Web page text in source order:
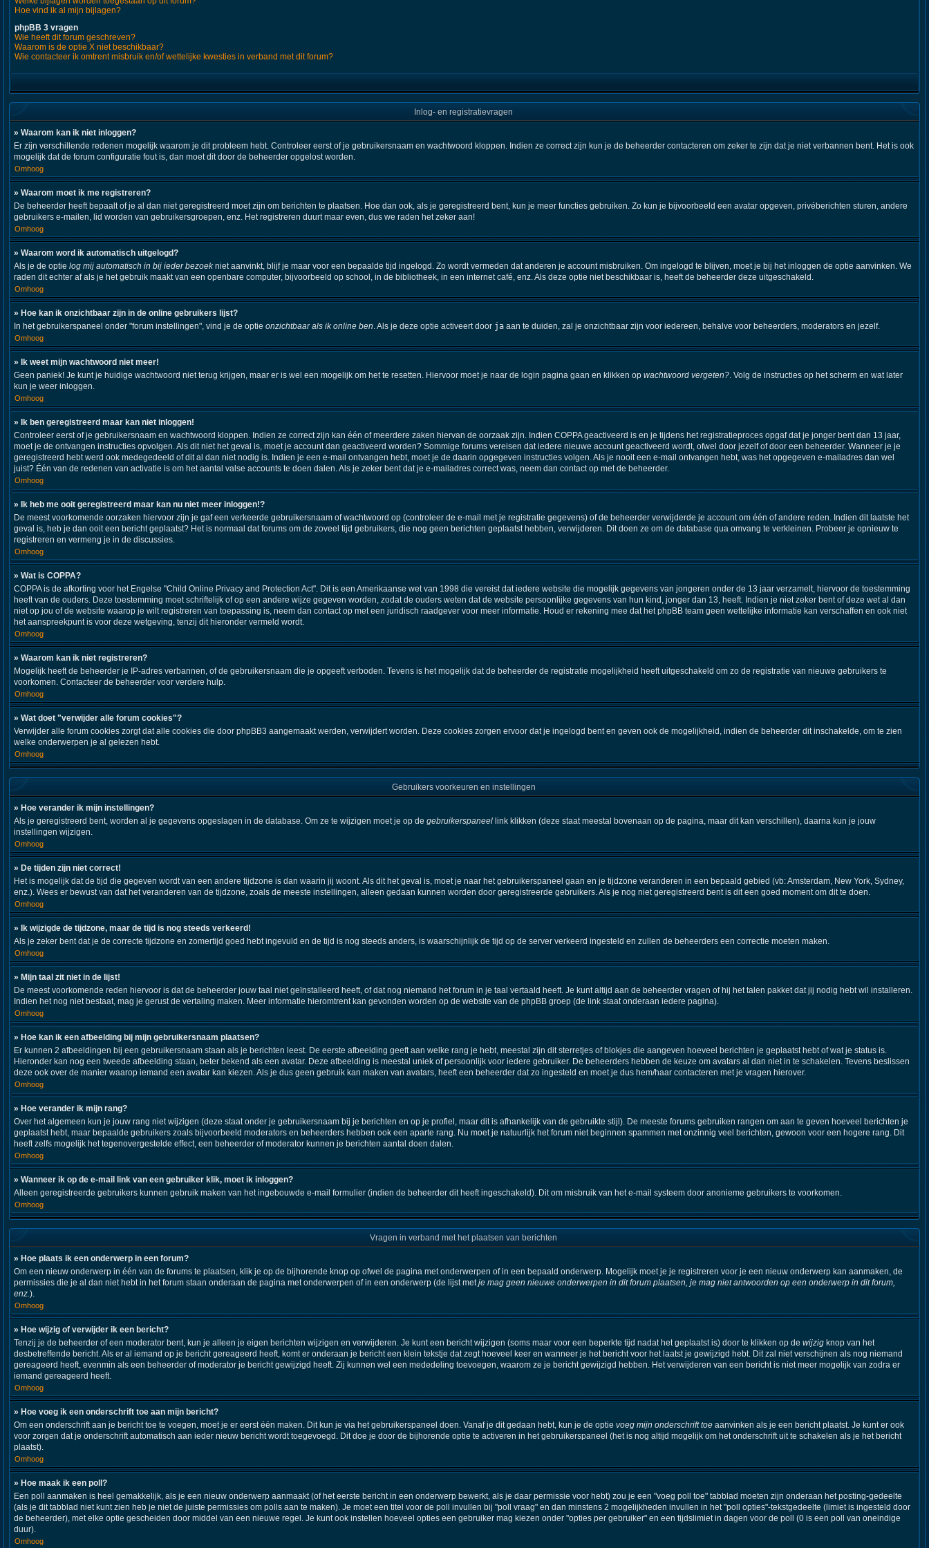
Hoe vind ik al mijn bijlagen?
phpBB 3 vragen
Wie heeft dit forum geschreven?
Waarom is de optie X niet beschikbaar?
Wie contacteer ik omtrent misbruik en/of wettelijke kwesties in verband met dit forum?
Inlog- en registratievragen
» Waarom kan ik niet inloggen?
Er zijn verschillende redenen mogelijk waarom je dit probleem hebt. Controleer eerst of je gebruikersnaam en wachtwoord kloppen. Indien ze correct zijn kun je de beheerder contacteren om zeker te zijn dat je niet verbannen bent. Het is ook
mogelijk dat de forum configuratie fout is, dan moet dit door de beheerder opgelost worden.
Omhoog
» Waarom moet ik me registreren?
De beheerder heeft bepaalt of je al dan niet geregistreerd moet zijn om berichten te plaatsen. Hoe dan ook, als je geregistreerd bent, kun je meer functies gebruiken. Zo kun je bijvoorbeeld een avatar opgeven, privéberichten sturen, andere
gebruikers e-mailen, lid worden van gebruikersgroepen, enz. Het registreren duurt maar even, dus we raden het zeker aan!
Omhoog
» Waarom word ik automatisch uitgelogd?
Als je de optie log mij automatisch in bij ieder bezoekniet aanvinkt, blijf je maar voor een bepaalde tijd ingelogd. Zo wordt vermeden dat anderen je account misbruiken. Om ingelogd te blijven, moet je bij het inloggen de optie aanvinken. We
raden dit echter af als je het gebruik maakt van een openbare computer, bijvoorbeeld op school, in de bibliotheek, in een internet café, enz. Als deze optie niet beschikbaar is, heeft de beheerder deze uitgeschakeld.
Omhoog
» Hoe kan ik onzichtbaar zijn in de online gebruikers lijst?
In het gebruikerspaneel onder "forum instellingen", vind je de optie onzichtbaar als ik online ben. Als je deze optie activeert door ja aan te duiden, zal je onzichtbaar zijn voor iedereen, behalve voor beheerders, moderators en jezelf.
Omhoog
» Ik weet mijn wachtwoord niet meer!
Geen paniek! Je kunt je huidige wachtwoord niet terug krijgen, maar er is wel een mogelijk om het te resetten. Hiervoor moet je naar de login pagina gaan en klikken op wachtwoord vergeten?. Volg de instructies op het scherm en wat later
kun je weer inloggen.
Omhoog
» Ik ben geregistreerd maar kan niet inloggen!
Controleer eerst of je gebruikersnaam en wachtwoord kloppen. Indien ze correct zijn kan één of meerdere zaken hiervan de oorzaak zijn. Indien COPPA geactiveerd is en je tijdens het registratieproces opgaf dat je jonger bent dan 13 jaar,
moet je de ontvangen instructies opvolgen. Als dit niet het geval is, moet je account dan geactiveerd worden? Sommige forums vereisen dat iedere nieuwe account geactiveerd wordt, ofwel door jezelf of door een beheerder. Wanneer je je
geregistreerd hebt werd ook medegedeeld of dit al dan niet nodig is. Indien je een e-mail ontvangen hebt, moet je de daarin opgegeven instructies volgen. Als je nooit een e-mail ontvangen hebt, was het opgegeven e-mailadres dan wel
juist? Één van de redenen van activatie is om het aantal valse accounts te doen dalen. Als je zeker bent dat je e-mailadres correct was, neem dan contact op met de beheerder.
Omhoog
» Ik heb me ooit geregistreerd maar kan nu niet meer inloggen!?
De meest voorkomende oorzaken hiervoor zijn je gaf een verkeerde gebruikersnaam of wachtwoord op (controleer de e-mail met je registratie gegevens) of de beheerder verwijderde je account om één of andere reden. Indien dit laatste het
geval is, heb je dan ooit een bericht geplaatst? Het is normaal dat forums om de zoveel tijd gebruikers, die nog geen berichten geplaatst hebben, verwijderen. Dit doen ze om de database qua omvang te verkleinen. Probeer je opnieuw te
registreren en vermeng je in de discussies.
Omhoog
» Wat is COPPA?
COPPA is de afkorting voor het Engelse "Child Online Privacy and Protection Act". Dit is een Amerikaanse wet van 1998 die vereist dat iedere website die mogelijk gegevens van jongeren onder de 13 jaar verzamelt, hiervoor de toestemming
heeft van de ouders. Deze toestemming moet schriftelijk of op een andere wijze gegeven worden, zodat de ouders weten dat de website persoonlijke gegevens van hun kind, jonger dan 13, heeft. Indien je niet zeker bent of deze wet al dan
niet op jou of de website waarop je wilt registreren van toepassing is, neem dan contact op met een juridisch raadgever voor meer informatie. Houd er rekening mee dat het phpBB team geen wettelijke informatie kan verschaffen en ook niet
het aanspreekpunt is voor deze wetgeving, tenzij dit hieronder vermeld wordt.
Omhoog
» Waarom kan ik niet registreren?
Mogelijk heeft de beheerder je IP-adres verbannen, of de gebruikersnaam die je opgeeft verboden. Tevens is het mogelijk dat de beheerder de registratie mogelijkheid heeft uitgeschakeld om zo de registratie van nieuwe gebruikers te
voorkomen. Contacteer de beheerder voor verdere hulp.
Omhoog
» Wat doet "verwijder alle forum cookies"?
Verwijder alle forum cookies zorgt dat alle cookies die door phpBB3 aangemaakt werden, verwijdert worden. Deze cookies zorgen ervoor dat je ingelogd bent en geven ook de mogelijkheid, indien de beheerder dit inschakelde, om te zien
welke onderwerpen je al gelezen hebt.
Omhoog
Gebruikers voorkeuren en instellingen
» Hoe verander ik mijn instellingen?
Als je geregistreerd bent, worden al je gegevens opgeslagen in de database. Om ze te wijzigen moet je op de gebruikerspaneel link klikken (deze staat meestal bovenaan op de pagina, maar dit kan verschillen), daarna kun je jouw
instellingen wijzigen.
Omhoog
» De tijden zijn niet correct!
Het is mogelijk dat de tijd die gegeven wordt van een andere tijdzone is dan waarin jij woont. Als dit het geval is, moet je naar het gebruikerspaneel gaan en je tijdzone veranderen in een bepaald gebied (vb: Amsterdam, New York, Sydney,
enz.). Wees er bewust van dat het veranderen van de tijdzone, zoals de meeste instellingen, alleen gedaan kunnen worden door geregistreerde gebruikers. Als je nog niet geregistreerd bent is dit een goed moment om dit te doen.
Omhoog
» Ik wijzigde de tijdzone, maar de tijd is nog steeds verkeerd!
Als je zeker bent dat je de correcte tijdzone en zomertijd goed hebt ingevuld en de tijd is nog steeds anders, is waarschijnlijk de tijd op de server verkeerd ingesteld en zullen de beheerders een correctie moeten maken.
Omhoog
» Mijn taal zit niet in de lijst!
De meest voorkomende reden hiervoor is dat de beheerder jouw taal niet geïnstalleerd heeft, of dat nog niemand het forum in je taal vertaald heeft. Je kunt altijd aan de beheerder vragen of hij het talen pakket dat jij nodig hebt wil installeren.
Indien het nog niet bestaat, mag je gerust de vertaling maken. Meer informatie hieromtrent kan gevonden worden op de website van de phpBB groep (de link staat onderaan iedere pagina).
Omhoog
» Hoe kan ik een afbeelding bij mijn gebruikersnaam plaatsen?
Er kunnen 2 afbeeldingen bij een gebruikersnaam staan als je berichten leest. De eerste afbeelding geeft aan welke rang je hebt, meestal zijn dit sterretjes of blokjes die aangeven hoeveel berichten je geplaatst hebt of wat je status is.
Hieronder kan nog een tweede afbeelding staan, beter bekend als een avatar. Deze afbeelding is meestal uniek of persoonlijk voor iedere gebruiker. De beheerders hebben de keuze om avatars al dan niet in te schakelen. Tevens beslissen
deze ook over de manier waarop iemand een avatar kan kiezen. Als je dus geen gebruik kan maken van avatars, heeft een beheerder dat zo ingesteld en moet je dus hem/haar contacteren met je vragen hierover.
Omhoog
» Hoe verander ik mijn rang?
Over het algemeen kun je jouw rang niet wijzigen (deze staat onder je gebruikersnaam bij je berichten en op je profiel, maar dit is afhankelijk van de gebruikte stijl). De meeste forums gebruiken rangen om aan te geven hoeveel berichten je
geplaatst hebt, maar bepaalde gebruikers zoals bijvoorbeeld moderators en beheerders hebben ook een aparte rang. Nu moet je natuurlijk het forum niet beginnen spammen met onzinnig veel berichten, gewoon voor een hogere rang. Dit
heeft zelfs mogelijk het tegenovergestelde effect, een beheerder of moderator kunnen je berichten aantal doen dalen.
Omhoog
» Wanneer ik op de e-mail link van een gebruiker klik, moet ik inloggen?
Alleen geregistreerde gebruikers kunnen gebruik maken van het ingebouwde e-mail formulier (indien de beheerder dit heeft ingeschakeld). Dit om misbruik van het e-mail systeem door anonieme gebruikers te voorkomen.
Omhoog
Vragen in verband met het plaatsen van berichten
» Hoe plaats ik een onderwerp in een forum?
Om een nieuw onderwerp in één van de forums te plaatsen, klik je op de bijhorende knop op ofwel de pagina met onderwerpen of in een bepaald onderwerp. Mogelijk moet je je registreren voor je een nieuw onderwerp kan aanmaken, de
permissies die je al dan niet hebt in het forum staan onderaan de pagina met onderwerpen of in een onderwerp (de lijst metje mag geen nieuwe onderwerpen in dit forum plaatsen, je mag niet antwoorden op een onderwerp in dit forum,
enz.).
Omhoog
» Hoe wijzig of verwijder ik een bericht?
Tenzij je de beheerder of een moderator bent, kun je alleen je eigen berichten wijzigen en verwijderen. Je kunt een bericht wijzigen (soms maar voor een beperkte tijd nadat het geplaatst is) door te klikken op de wijzig knop van het
desbetreffende bericht. Als er al iemand op je bericht gereageerd heeft, komt er onderaan je bericht een klein tekstje dat zegt hoeveel keer en wanneer je het bericht voor het laatst je gewijzigd hebt. Dit zal niet verschijnen als nog niemand
gereageerd heeft, evenmin als een beheerder of moderator je bericht gewijzigd heeft. Zij kunnen wel een mededeling toevoegen, waarom ze je bericht gewijzigd hebben. Het verwijderen van een bericht is niet meer mogelijk van zodra er
iemand gereageerd heeft.
Omhoog
» Hoe voeg ik een onderschrift toe aan mijn bericht?
Om een onderschrift aan je bericht toe te voegen, moet je er eerst één maken. Dit kun je via het gebruikerspaneel doen. Vanaf je dit gedaan hebt, kun je de optie voeg mijn onderschrift toe aanvinken als je een bericht plaatst. Je kunt er ook
voor zorgen dat je onderschrift automatisch aan ieder nieuw bericht wordt toegevoegd. Dit doe je door de bijhorende optie te activeren in het gebruikerspaneel (het is nog altijd mogelijk om het onderschrift uit te schakelen als je het bericht
plaatst).
Omhoog
» Hoe maak ik een poll?
Een poll aanmaken is heel gemakkelijk, als je een nieuw onderwerp aanmaakt (of het eerste bericht in een onderwerp bewerkt, als je daar permissie voor hebt) zou je een "voeg poll toe" tabblad moeten zijn onderaan het posting-gedeelte
(als je dit tabblad niet kunt zien heb je niet de juiste permissies om polls aan te maken). Je moet een titel voor de poll invullen bij "poll vraag" en dan minstens 2 mogelijkheden invullen in het "poll opties"-tekstgedeelte (limiet is ingesteld door
de beheerder), met elke optie gescheiden door middel van een nieuwe regel. Je kunt ook instellen hoeveel opties een gebruiker mag kiezen onder "opties per gebruiker" en een tijdslimiet in dagen voor de poll (0 is een poll van oneindige
duur).
Omhoog